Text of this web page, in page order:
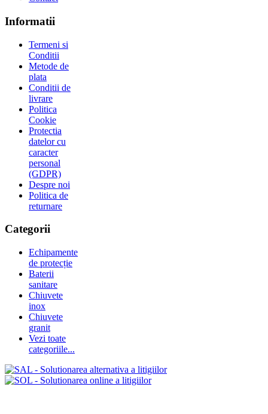
Informatii
Termeni si
Conditii
Metode de
plata
Conditii de
livrare
Politica
Cookie
Protectia
datelor cu
caracter
personal
(GDPR)
Despre noi
Politica de
returnare
Categorii
Echipamente
de protecție
Baterii
sanitare
Chiuvete
inox
Chiuvete
granit
Vezi toate
categoriile...